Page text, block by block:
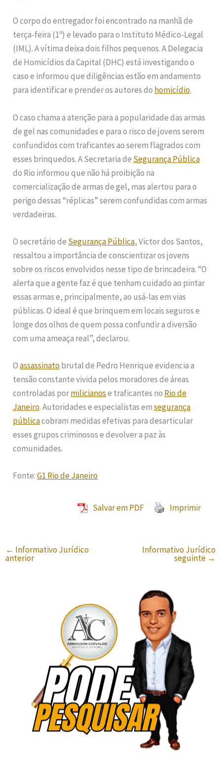
O corpo do entregador foi encontrado na manhã de
terça-feira (1º) e levado para o Instituto Médico-Legal
(IML). A vítima deixa dois filhos pequenos. A Delegacia
de Homicídios da Capital (DHC) está investigando o
caso e informou que diligências estão em andamento
para identificar e prender os autores do homicídio.
O caso chama a atenção para a popularidade das armas
de gel nas comunidades e para o risco de jovens serem
confundidos com traficantes ao serem flagrados com
esses brinquedos. A Secretaria de Segurança Pública
do Rio informou que não há proibição na
comercialização de armas de gel, mas alertou para o
perigo dessas “réplicas” serem confundidas com armas
verdadeiras.
O secretário de Segurança Pública, Victor dos Santos,
ressaltou a importância de conscientizar os jovens
sobre os riscos envolvidos nesse tipo de brincadeira. “O
alerta que a gente faz é que tenham cuidado ao pintar
essas armas e, principalmente, ao usá-las em vias
públicas. O ideal é que brinquem em locais seguros e
longe dos olhos de quem possa confundir a diversão
com uma ameaça real”, declarou.
Oassassinatobrutal de Pedro Henrique evidencia a
tensão constante vivida pelos moradores de áreas
controladas pormilicianose traficantes no Rio de
Janeiro. Autoridades e especialistas emsegurança
públicacobram medidas efetivas para desarticular
esses grupos criminosos e devolver a paz às
comunidades.
Fonte:G1 Rio de Janeiro
Salvar em PDF Imprimir
← Informativo Jurídico
anterior
Informativo Jurídico
seguinte →